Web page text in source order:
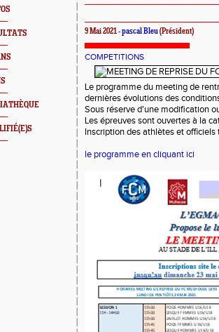
9 Mai 2021 -pascal Bleu(Président)
COMPETITIONS
Le programme du meeting de
dernières évolutions des
Sous réserve d'une modification
Les épreuves sont ouvertes à la
Inscription des athlètes et
le programme en cliquant ici